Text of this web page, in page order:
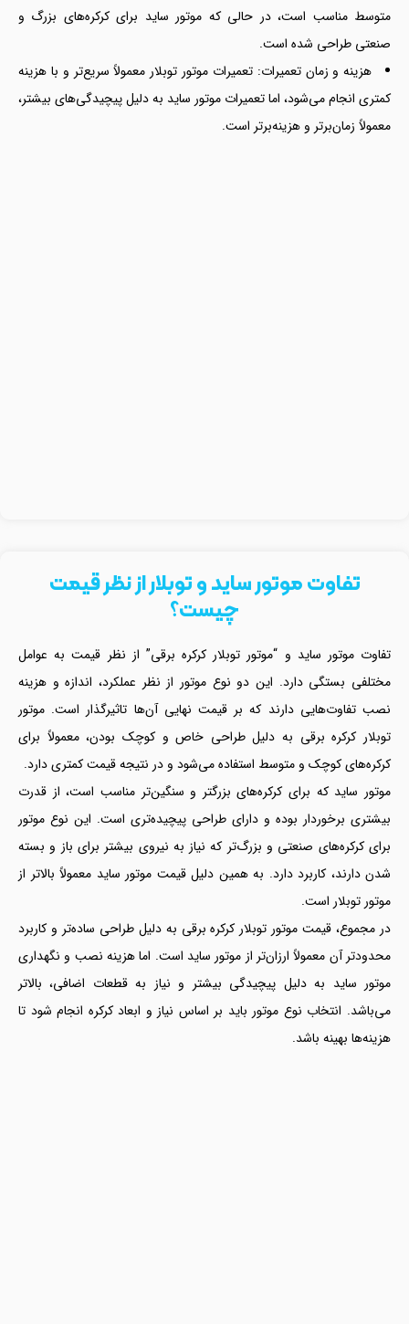
متوسط مناسب است، در حالی که موتور ساید برای کرکره‌های بزرگ و
صنعتی طراحی شده است.
هزینه و زمان تعمیرات: تعمیرات موتور توبلار معمولاً سریع‌تر و با هزینه
کمتری انجام می‌شود، اما تعمیرات موتور ساید به دلیل پیچیدگی‌های بیشتر،
معمولاً زمان‌برتر و هزینه‌برتر است.
تفاوت موتور ساید و توبلار از نظر قیمت
چیست؟
تفاوت موتور ساید و “موتور توبلار کرکره برقی” از نظر قیمت به عوامل
مختلفی بستگی دارد. این دو نوع موتور از نظر عملکرد، اندازه و هزینه
نصب تفاوت‌هایی دارند که بر قیمت نهایی آن‌ها تاثیرگذار است. موتور
توبلار کرکره برقی به دلیل طراحی خاص و کوچک بودن، معمولاً برای
کرکره‌های کوچک و متوسط استفاده می‌شود و در نتیجه قیمت کمتری دارد.
موتور ساید که برای کرکره‌های بزرگتر و سنگین‌تر مناسب است، از قدرت
بیشتری برخوردار بوده و دارای طراحی پیچیده‌تری است. این نوع موتور
برای کرکره‌های صنعتی و بزرگ‌تر که نیاز به نیروی بیشتر برای باز و بسته
شدن دارند، کاربرد دارد. به همین دلیل قیمت موتور ساید معمولاً بالاتر از
موتور توبلار است.
در مجموع، قیمت موتور توبلار کرکره برقی به دلیل طراحی ساده‌تر و کاربرد
محدودتر آن معمولاً ارزان‌تر از موتور ساید است. اما هزینه نصب و نگهداری
موتور ساید به دلیل پیچیدگی بیشتر و نیاز به قطعات اضافی، بالاتر
می‌باشد. انتخاب نوع موتور باید بر اساس نیاز و ابعاد کرکره انجام شود تا
هزینه‌ها بهینه باشد.